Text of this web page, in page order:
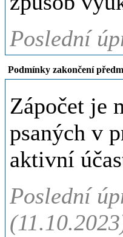
Poslední
Podmínky zakončení
Zápočet je
psaných v
aktivní
Poslední